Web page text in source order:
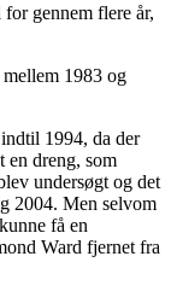
gennem flere år,
1983 og
1994, da der
en dreng, som
undersøgt og det
2004. Men selvom
få en
Ward fjernet fra